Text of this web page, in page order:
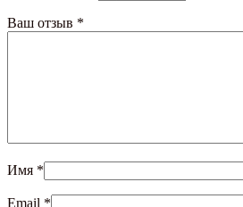
Ваш отзыв *
Имя *
Email *